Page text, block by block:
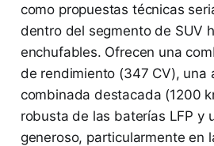
como propuestas técnicas
dentro del segmento de SUV
enchufables. Ofrecen una
de rendimiento (347 CV), una
combinada destacada (1200
robusta de las baterías LFP y
generoso, particularmente en